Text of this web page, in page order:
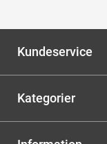
Kundeservice
Kategorier